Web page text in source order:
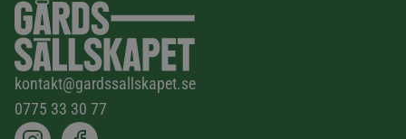
kontakt@gardssallskapet.se
0775 33 30 77